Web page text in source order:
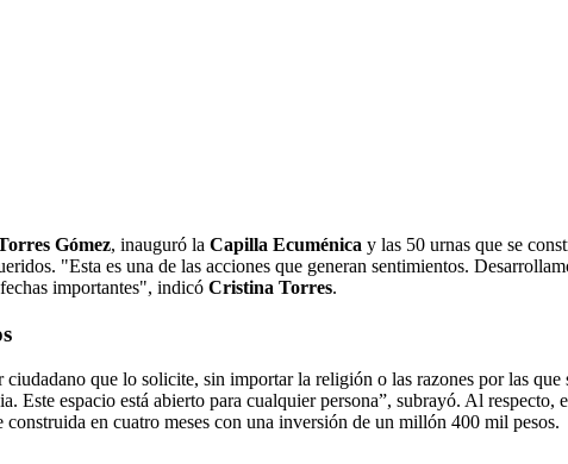
Gómez, inauguró la Capilla Ecuménica y las 50 urnas que se
"Esta es una de las acciones que generan sentimientos.
importantes", indicó Cristina Torres.
que lo solicite, sin importar la religión o las razones por las
Este espacio está abierto para cualquier persona”, subrayó. Al
en cuatro meses con una inversión de un millón 400 mil pesos.